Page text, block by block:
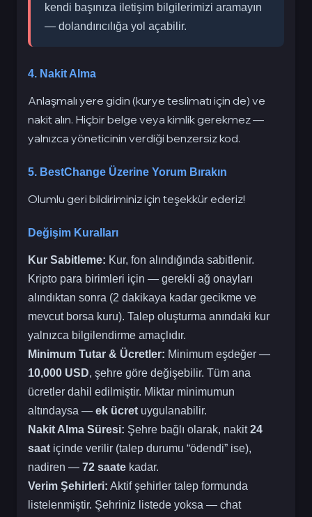
kendi başınıza iletişim bilgilerimizi aramayın
— dolandırıcılığa yol açabilir.
4. Nakit Alma
Anlaşmalı yere gidin (kurye teslimatı için de) ve
nakit alın. Hiçbir belge veya kimlik gerekmez —
yalnızca yöneticinin verdiği benzersiz kod.
5. BestChange Üzerine Yorum Bırakın
Olumlu geri bildiriminiz için teşekkür ederiz!
Değişim Kuralları
Kur Sabitleme: Kur, fon alındığında sabitlenir.
Kripto para birimleri için — gerekli ağ onayları
alındıktan sonra (2 dakikaya kadar gecikme ve
mevcut borsa kuru). Talep oluşturma anındaki kur
yalnızca bilgilendirme amaçlıdır.
Minimum Tutar & Ücretler: Minimum eşdeğer —
10,000 USD, şehre göre değişebilir. Tüm ana
ücretler dahil edilmiştir. Miktar minimumun
altındaysa — ek ücret uygulanabilir.
Nakit Alma Süresi: Şehre bağlı olarak, nakit24
saat içinde verilir (talep durumu “ödendi” ise),
nadiren — 72 saate kadar.
Verim Şehirleri: Aktif şehirler talep formunda
listelenmiştir. Şehriniz listede yoksa — chat